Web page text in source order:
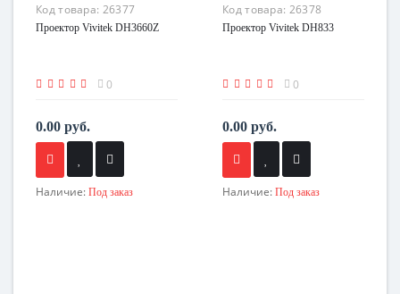
Код товара: 26377
Проектор Vivitek DH3660Z
0
0.00 руб.
Наличие: Под заказ
Код товара: 26378
Проектор Vivitek DH833
0
0.00 руб.
Наличие: Под заказ